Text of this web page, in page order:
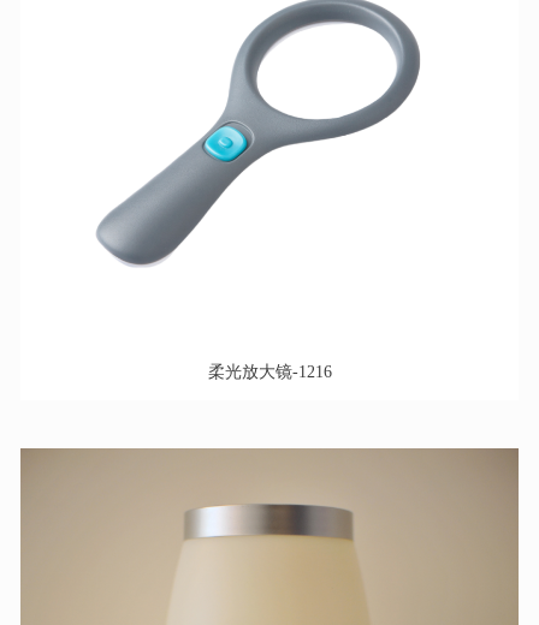
柔光放大镜-1216